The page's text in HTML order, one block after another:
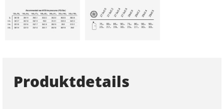
Produktdetails